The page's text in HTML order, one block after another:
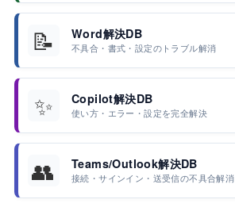
📝 Word解決DB
不具合・書式・設定のトラブル解消
✨ Copilot解決DB
使い方・エラー・設定を完全解決
👥 Teams/Outlook解決DB
接続・サインイン・送受信の不具合解消